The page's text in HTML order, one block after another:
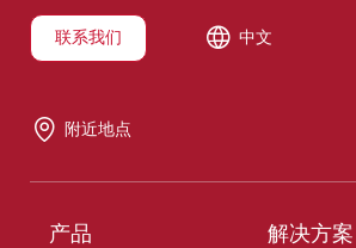
联系我们 中文
附近地点
产品 解决方案